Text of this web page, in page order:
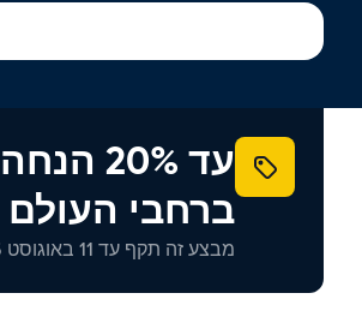
עד
ברחבי העולם
מבצע זה תקף עד 11 באוגוסט 2026 - נצל אותו עוד היום!